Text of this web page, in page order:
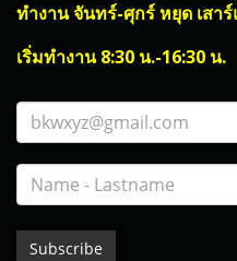
ทำงาน จันทร์-ศุกร์ หยุด เสา
เริ่มทำงาน 8:30 น.-16:30 น.
Subscribe